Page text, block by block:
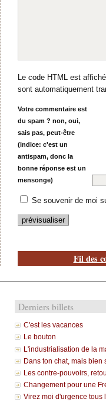
Le code HTML est
sont automatiquement
Votre commentaire est
du spam ? non, oui,
sais pas, peut-être
(indice: c'est un
antispam, donc la
bonne réponse est un
mensonge)
Se souvenir de moi
Fil des
Derniers billets
C'est les vacances
Le bouton
L'industrialisation de la
Dans ton chat, mais bien
Les contre-pouvoirs,
Changement pour une
Virez moi d'urgence tous